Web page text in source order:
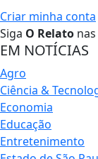
Criar minha conta
Siga O Relato
EM NOTÍCIAS
Agro
Ciência &
Economia
Educação
Entretenimento